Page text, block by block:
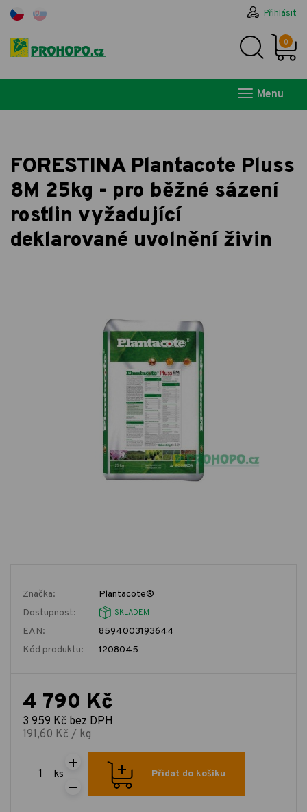
Přihlásit
0
Menu
FORESTINA Plantacote Pluss
8M 25kg - pro běžné sázení
rostlin vyžadující
deklarované uvolnění živin
Značka:
Plantacote®
Dostupnost:
SKLADEM
EAN:
8594003193644
Kód produktu:
1208045
4 790 Kč
3 959 Kč bez DPH
191,60 Kč / kg
ks Přidat do košíku